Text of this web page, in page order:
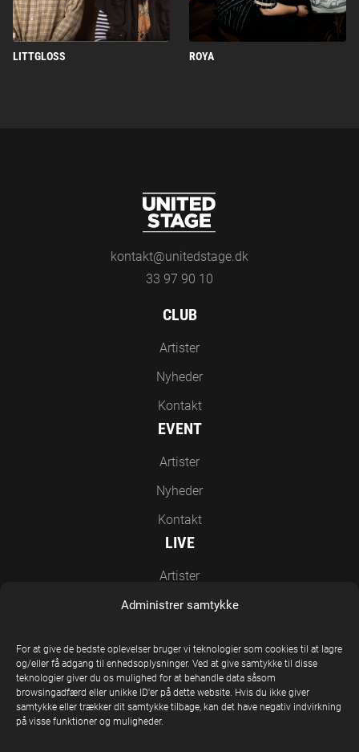
Administrer samtykke
For at give de bedste oplevelser bruger vi teknologier som cookies til at lagre
og/eller få adgang til enhedsoplysninger. Ved at give samtykke til disse
teknologier giver du os mulighed for at behandle data såsom
browsingadfærd eller unikke ID'er på dette website. Hvis du ikke giver
samtykke eller trækker dit samtykke tilbage, kan det have negativ indvirkning
på visse funktioner og muligheder.
LITTGLOSS ROYA
kontakt@unitedstage.dk
33 97 90 10
CLUB
Artister
Nyheder
Kontakt
EVENT
Artister
Nyheder
Kontakt
LIVE
Artister
Nyheder
EN DEL AF UNITED STAGE GROUP